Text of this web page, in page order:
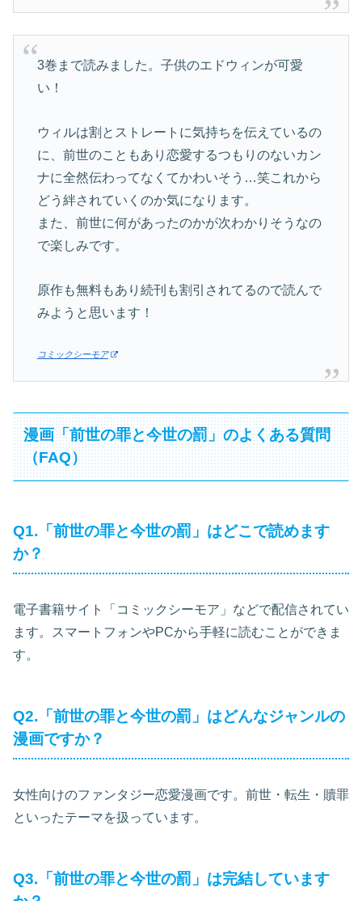
3巻まで読みました。子供のエドウィンが可愛
い！
ウィルは割とストレートに気持ちを伝えているの
に、前世のこともあり恋愛するつもりのないカン
ナに全然伝わってなくてかわいそう…笑これから
どう絆されていくのか気になります。
また、前世に何があったのかが次わかりそうなの
で楽しみです。
原作も無料もあり続刊も割引されてるので読んで
みようと思います！
コミックシーモア
漫画「前世の罪と今世の罰」のよくある質問
（FAQ）
Q1.「前世の罪と今世の罰」はどこで読めます
か？
電子書籍サイト「コミックシーモア」などで配信されてい
ます。スマートフォンやPCから手軽に読むことができま
す。
Q2.「前世の罪と今世の罰」はどんなジャンルの
漫画ですか？
女性向けのファンタジー恋愛漫画です。前世・転生・贖罪
といったテーマを扱っています。
Q3.「前世の罪と今世の罰」は完結しています